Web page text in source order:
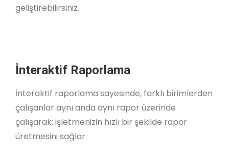
geliştirebilirsiniz.
İnteraktif Raporlama
İnteraktif raporlama sayesinde, farklı birimlerden
çalışanlar aynı anda aynı rapor üzerinde
çalışarak; işletmenizin hızlı bir şekilde rapor
üretmesini sağlar.